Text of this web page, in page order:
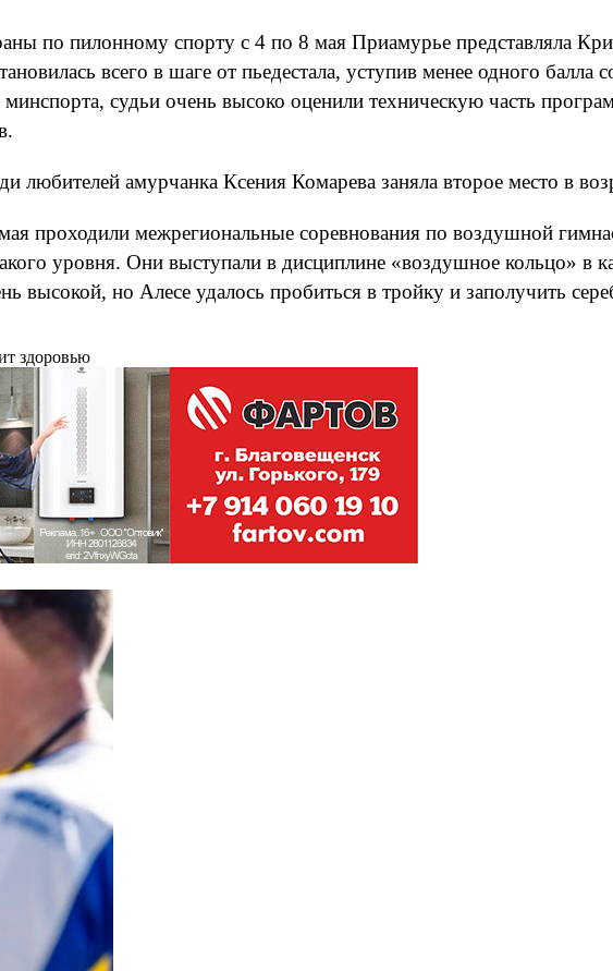
по пилонному спорту с 4 по 8 мая Приамурье представляла
всего в шаге от пьедестала, уступив менее одного балла
судьи очень высоко оценили техническую часть
любителей амурчанка Ксения Комарева заняла второе место в
проходили межрегиональные соревнования по воздушной
уровня. Они выступали в дисциплине «воздушное кольцо» в
высокой, но Алесе удалось пробиться в тройку и заполучить
здоровью